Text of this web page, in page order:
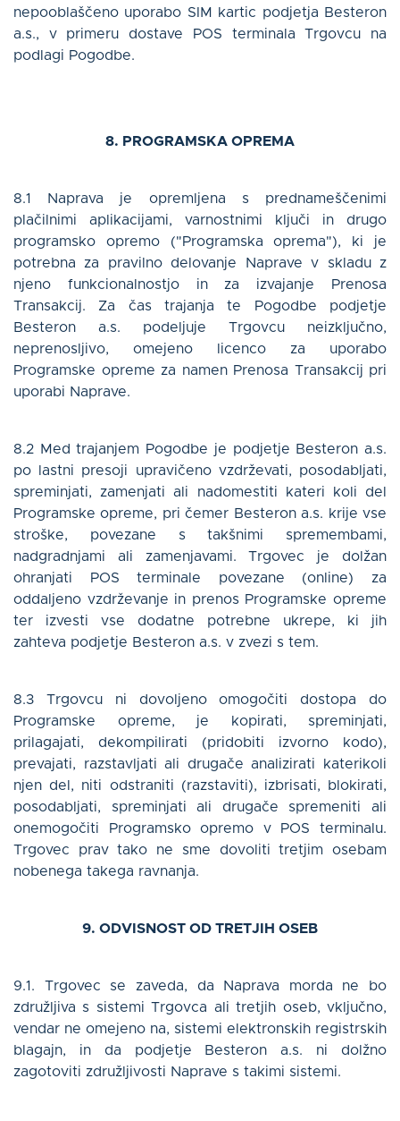
nepooblaščeno uporabo SIM kartic podjetja Besteron
a.s., v primeru dostave POS terminala Trgovcu na
podlagi Pogodbe.
8. PROGRAMSKA OPREMA
8.1 Naprava je opremljena s prednameščenimi
plačilnimi aplikacijami, varnostnimi ključi in drugo
programsko opremo ("Programska oprema"), ki je
potrebna za pravilno delovanje Naprave v skladu z
njeno funkcionalnostjo in za izvajanje Prenosa
Transakcij. Za čas trajanja te Pogodbe podjetje
Besteron a.s. podeljuje Trgovcu neizključno,
neprenosljivo, omejeno licenco za uporabo
Programske opreme za namen Prenosa Transakcij pri
uporabi Naprave.
8.2 Med trajanjem Pogodbe je podjetje Besteron a.s.
po lastni presoji upravičeno vzdrževati, posodabljati,
spreminjati, zamenjati ali nadomestiti kateri koli del
Programske opreme, pri čemer Besteron a.s. krije vse
stroške, povezane s takšnimi spremembami,
nadgradnjami ali zamenjavami. Trgovec je dolžan
ohranjati POS terminale povezane (online) za
oddaljeno vzdrževanje in prenos Programske opreme
ter izvesti vse dodatne potrebne ukrepe, ki jih
zahteva podjetje Besteron a.s. v zvezi s tem.
8.3 Trgovcu ni dovoljeno omogočiti dostopa do
Programske opreme, je kopirati, spreminjati,
prilagajati, dekompilirati (pridobiti izvorno kodo),
prevajati, razstavljati ali drugače analizirati katerikoli
njen del, niti odstraniti (razstaviti), izbrisati, blokirati,
posodabljati, spreminjati ali drugače spremeniti ali
onemogočiti Programsko opremo v POS terminalu.
Trgovec prav tako ne sme dovoliti tretjim osebam
nobenega takega ravnanja.
9. ODVISNOST OD TRETJIH OSEB
9.1. Trgovec se zaveda, da Naprava morda ne bo
združljiva s sistemi Trgovca ali tretjih oseb, vključno,
vendar ne omejeno na, sistemi elektronskih registrskih
blagajn, in da podjetje Besteron a.s. ni dolžno
zagotoviti združljivosti Naprave s takimi sistemi.